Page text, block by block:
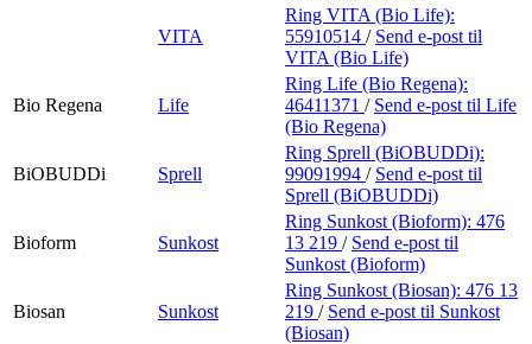
VITA
Ring VITA (Bio Life):
55910514 / Send e-post til
VITA (Bio Life)
Bio Regena Life
Ring Life (Bio Regena):
46411371 / Send e-post til Life
(Bio Regena)
BiOBUDDi Sprell
Ring Sprell (BiOBUDDi):
99091994 / Send e-post til
Sprell (BiOBUDDi)
Bioform Sunkost
Ring Sunkost (Bioform): 476
13 219 / Send e-post til
Sunkost (Bioform)
Biosan Sunkost
Ring Sunkost (Biosan): 476 13
219 / Send e-post til Sunkost
(Biosan)